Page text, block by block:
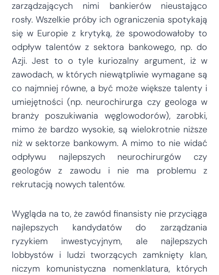
zarządzających nimi bankierów nieustająco
rosły. Wszelkie próby ich ograniczenia spotykają
się w Europie z krytyką, że spowodowałoby to
odpływ talentów z sektora bankowego, np. do
Azji. Jest to o tyle kuriozalny argument, iż w
zawodach, w których niewątpliwie wymagane są
co najmniej równe, a być może większe talenty i
umiejętności (np. neurochirurga czy geologa w
branży poszukiwania węglowodorów), zarobki,
mimo że bardzo wysokie, są wielokrotnie niższe
niż w sektorze bankowym. A mimo to nie widać
odpływu najlepszych neurochirurgów czy
geologów z zawodu i nie ma problemu z
rekrutacją nowych talentów.
Wygląda na to, że zawód finansisty nie przyciąga
najlepszych kandydatów do zarządzania
ryzykiem inwestycyjnym, ale najlepszych
lobbystów i ludzi tworzących zamknięty klan,
niczym komunistyczna nomenklatura, których